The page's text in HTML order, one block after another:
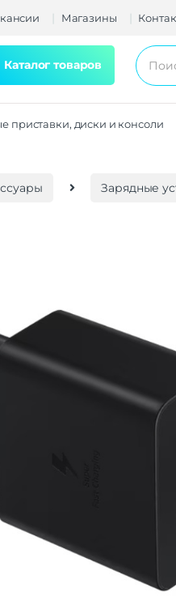
Магазины
Каталог товаров
приставки, диски и консоли
Зарядные